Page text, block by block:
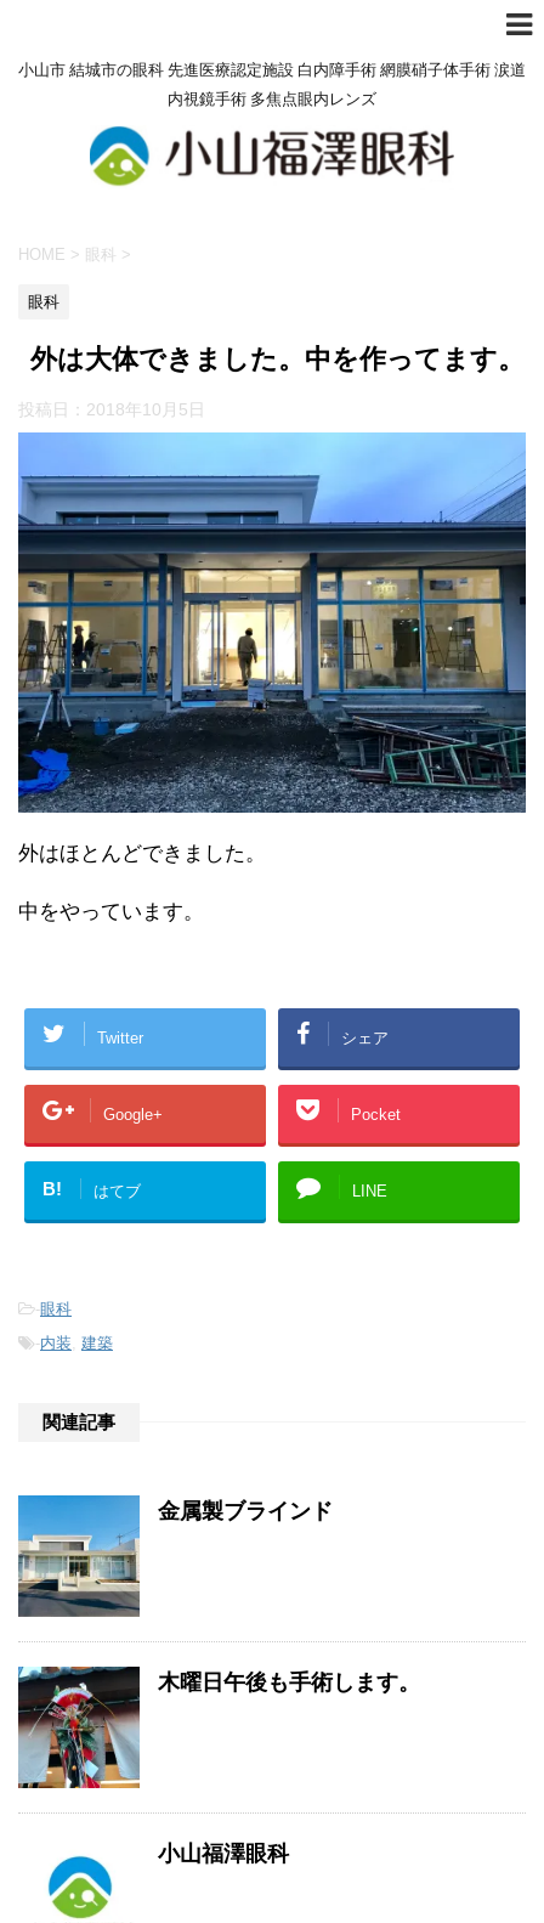
小山市 結城市の眼科 先進医療認定施設 白内障手術 網膜硝子体手術 涙道
内視鏡手術 多焦点眼内レンズ
HOME > 眼科 >
眼科
外は大体できました。中を作ってます。
投稿日： 2018年10月5日
外はほとんどできました。
中をやっています。
Twitter シェア
Google+ Pocket
B! はてブ LINE
-眼科
-内装, 建築
関連記事
金属製ブラインド
木曜日午後も手術します。
小山福澤眼科